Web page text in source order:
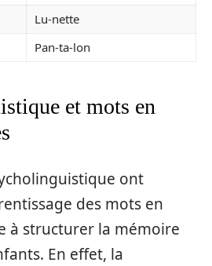
Lu-nette
Pan-ta-lon
et mots en
ont
des mots en
à structurer la mémoire
En effet, la